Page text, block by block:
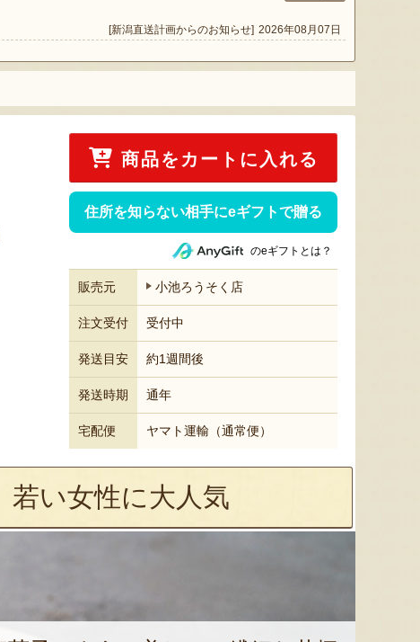
[新潟直送計画からのお知らせ] 2026年08月07日
商品をカートに入れる
住所を知らない相手にeギフトで贈る
のeギフトとは？
販売元 小池ろうそく店
注文受付 受付中
発送目安 約1週間後
発送時期 通年
宅配便 ヤマト運輸（通常便）
若い女性に大人気